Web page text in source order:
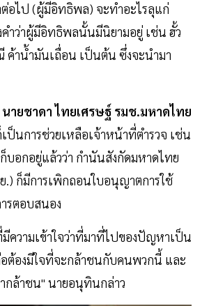
ต่อไป (ผู้มีอิทธิพล) จะทำอะไรลุแก่
คำว่าผู้มีอิทธิพลนั้นมีนิยามอยู่ เช่น ฮั้ว
ค้าน้ำมันเถื่อน เป็นต้น ซึ่งจะนำมา
นายชาดา ไทยเศรษฐ์ รมช.มหาดไทย
ป็นการช่วยเหลือเจ้าหน้าที่ตำรวจ เช่น
บอกอยู่แล้วว่า กำนันสังกัดมหาดไทย
.) ก็มีการเพิกถอนใบอนุญาตการใช้
รตอบสนอง
มีความเข้าใจว่าที่มาที่ไปของปัญหาเป็น
อต้องมีใจที่จะกล้าชนกับคนพวกนี้ และ
กล้าชน" นายอนุทินกล่าว